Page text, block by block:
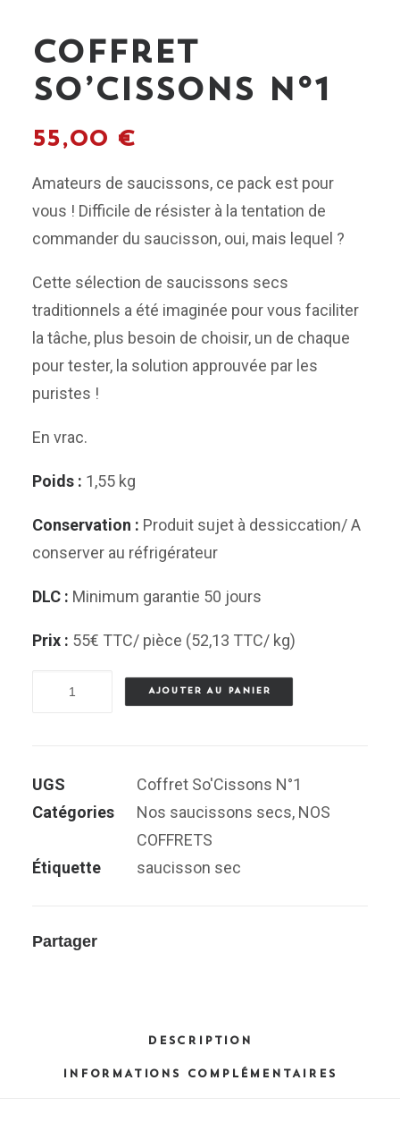
Coffret
So’Cissons N°1
55,00 €
Amateurs de saucissons, ce pack est pour
vous ! Difficile de résister à la tentation de
commander du saucisson, oui, mais lequel ?
Cette sélection de saucissons secs
traditionnels a été imaginée pour vous faciliter
la tâche, plus besoin de choisir, un de chaque
pour tester, la solution approuvée par les
puristes !
En vrac.
Poids : 1,55 kg
Conservation : Produit sujet à dessiccation/ A
conserver au réfrigérateur
DLC : Minimum garantie 50 jours
Prix : 55€ TTC/ pièce (52,13 TTC/ kg)
quantité
N°1
AJOUTER AU PANIER
UGS
Coffret So'Cissons N°1
Catégories
Nos saucissons secs, NOS
COFFRETS
Étiquette
saucisson sec
Partager
DESCRIPTION
INFORMATIONS COMPLÉMENTAIRES